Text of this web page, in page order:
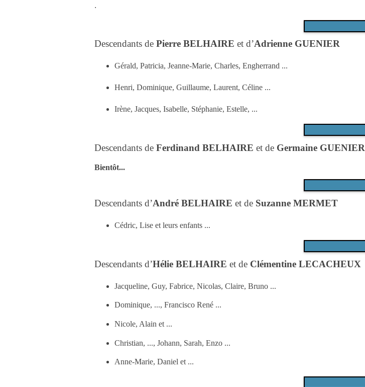
.
Descendants dePierre BELHAIRE et d’Adrienne GUENIER
Gérald, Patricia, Jeanne-Marie, Charles, Engherrand ...
Henri, Dominique, Guillaume, Laurent, Céline ...
Irène, Jacques, Isabelle, Stéphanie, Estelle, ...
Descendants deFerdinand BELHAIRE et de Germaine GUENIER
Bientôt...
Descendants d’André BELHAIRE et de Suzanne MERMET
Cédric, Lise et leurs enfants ...
Descendants d’Hélie BELHAIRE et de Clémentine LECACHEUX
Jacqueline, Guy, Fabrice, Nicolas, Claire, Bruno ...
Dominique, ..., Francisco René ...
Nicole, Alain et ...
Christian, ..., Johann, Sarah, Enzo ...
Anne-Marie, Daniel et ...